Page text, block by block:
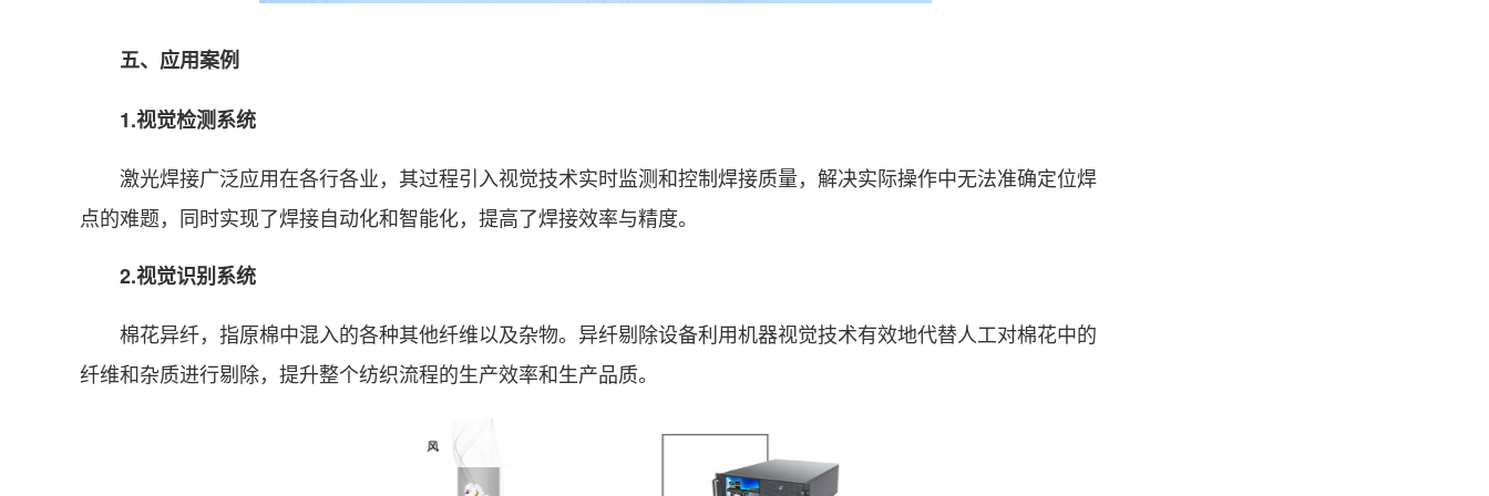
五、应用案例
1.视觉检测系统
激光焊接广泛应用在各行各业，其过程引入视觉技术实时监测和控制焊接质量，解决实际操作中无法准确定位焊
点的难题，同时实现了焊接自动化和智能化，提高了焊接效率与精度。
2.视觉识别系统
棉花异纤，指原棉中混入的各种其他纤维以及杂物。异纤剔除设备利用机器视觉技术有效地代替人工对棉花中的
纤维和杂质进行剔除，提升整个纺织流程的生产效率和生产品质。